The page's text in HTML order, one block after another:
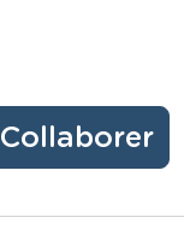
Collaborer